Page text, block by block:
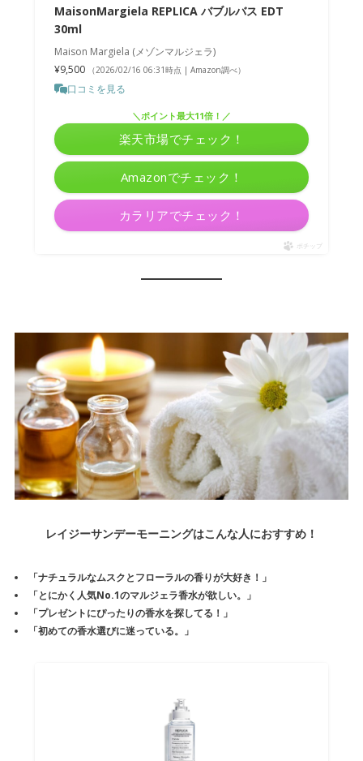
MaisonMargiela REPLICA バブルバス EDT
30ml
Maison Margiela (メゾンマルジェラ)
¥9,500
（2026/02/16 06:31時点 | Amazon調べ）
口コミを見る
Amazonでチェック！
＼ポイント最大11倍！／
楽天市場でチェック！
カラリアでチェック！
ポチップ
レイジーサンデーモーニングはこんな人におすすめ！
「ナチュラルなムスクとフローラルの香りが大好き！」
「とにかく 人気No.1のマルジェラ香水が欲しい。」
「プレゼントにぴったりの香水を探してる！」
「初めての香水選びに迷っている。」